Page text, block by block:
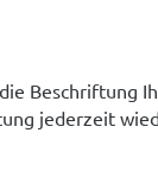
Beschriftung
jederzeit